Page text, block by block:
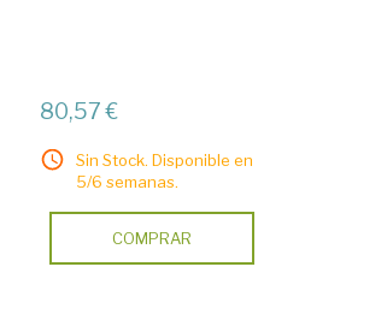
80,57 €
Sin Stock. Disponible en
5/6 semanas.
COMPRAR